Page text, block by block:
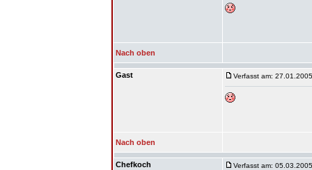
Nach oben
Gast Verfasst am:
Nach oben
Chefkoch Verfasst am: